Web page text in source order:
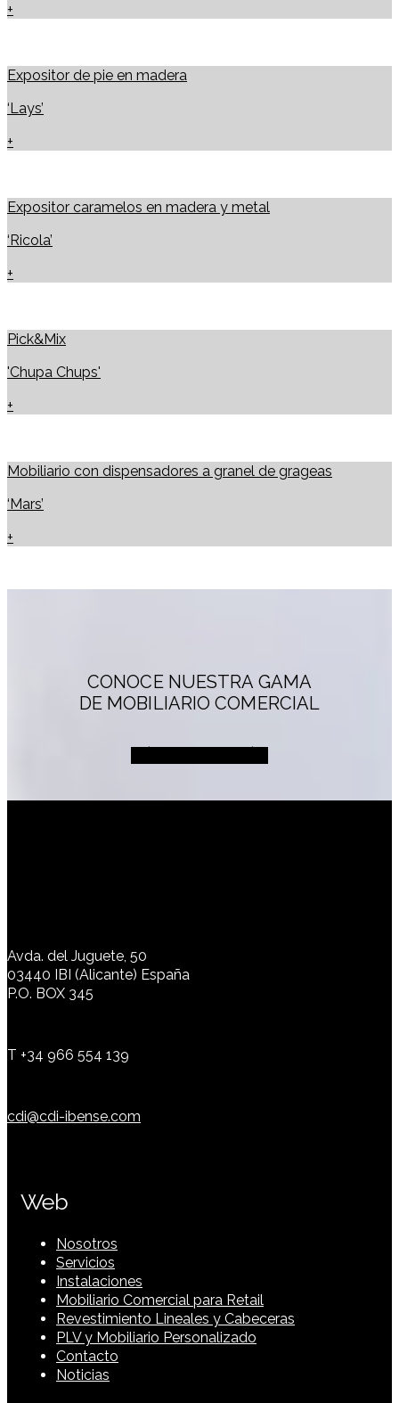
+
Expositor de pie en madera
‘Lays’
+
Expositor caramelos en madera y metal
‘Ricola’
+
Pick&Mix
'Chupa Chups'
+
Mobiliario con dispensadores a granel de grageas
‘Mars’
+
CONOCE NUESTRA GAMA
DE MOBILIARIO COMERCIAL
Avda. del Juguete, 50
03440 IBI (Alicante) España
P.O. BOX 345
T +34 966 554 139
cdi@cdi-ibense.com
Web
Nosotros
Servicios
Instalaciones
Mobiliario Comercial para Retail
Revestimiento Lineales y Cabeceras
PLV y Mobiliario Personalizado
Contacto
Noticias